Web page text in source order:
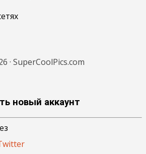
· SuperCoolPics.com
новый аккаунт